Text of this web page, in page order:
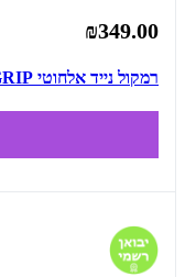
₪349.00
רמקול נייד אלחוטי JBL GRIP - יבואן רשמי - צבע אדום